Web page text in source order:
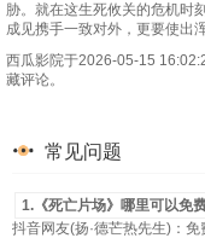
胁。就在这生死攸关的危机时
成见携手一致对外，更要使出
西瓜影院于2026-05-15
藏评论。
常见问题
1.《死亡片场》哪里可以免
抖音网友(扬·德芒热先生)：免